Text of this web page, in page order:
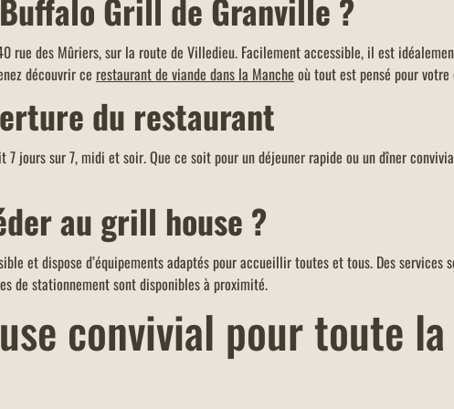
Grill de Granville ?
rue des Mûriers, sur la route de Villedieu. Facilement accessible, il est
découvrir ce restaurant de viande dans la Manche où tout est pensé pour
du restaurant
jours sur 7, midi et soir. Que ce soit pour un déjeuner rapide ou un dîner
au grill house ?
et dispose d’équipements adaptés pour accueillir toutes et tous. Des services
de stationnement sont disponibles à proximité.
convivial pour toute